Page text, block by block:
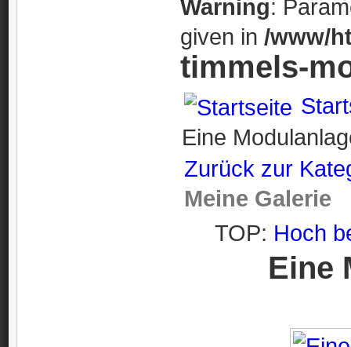
Warning:
given in /www/
timmels-
Eine
Zurück zur
Meine Galerie
TOP: Hoch
Eine